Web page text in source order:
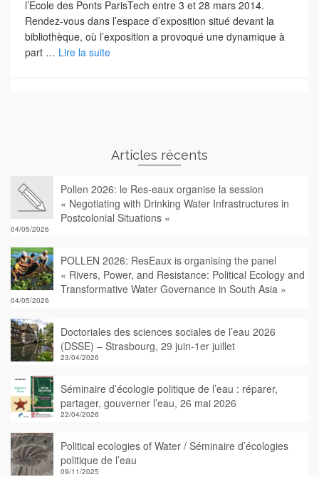
l’Ecole des Ponts ParisTech entre 3 et 28 mars 2014.
Rendez-vous dans l’espace d’exposition situé devant la
bibliothèque, où l’exposition a provoqué une dynamique à
part … Lire la suite
Articles récents
Pollen 2026: le Res-eaux organise la session
« Negotiating with Drinking Water Infrastructures in
Postcolonial Situations «
04/05/2026
POLLEN 2026: ResEaux is organising the panel
« Rivers, Power, and Resistance: Political Ecology and
Transformative Water Governance in South Asia »
04/05/2026
Doctoriales des sciences sociales de l’eau 2026
(DSSE) – Strasbourg, 29 juin-1er juillet
23/04/2026
Séminaire d’écologie politique de l’eau : réparer,
partager, gouverner l’eau, 26 mai 2026
22/04/2026
Political ecologies of Water / Séminaire d’écologies
politique de l’eau
09/11/2025